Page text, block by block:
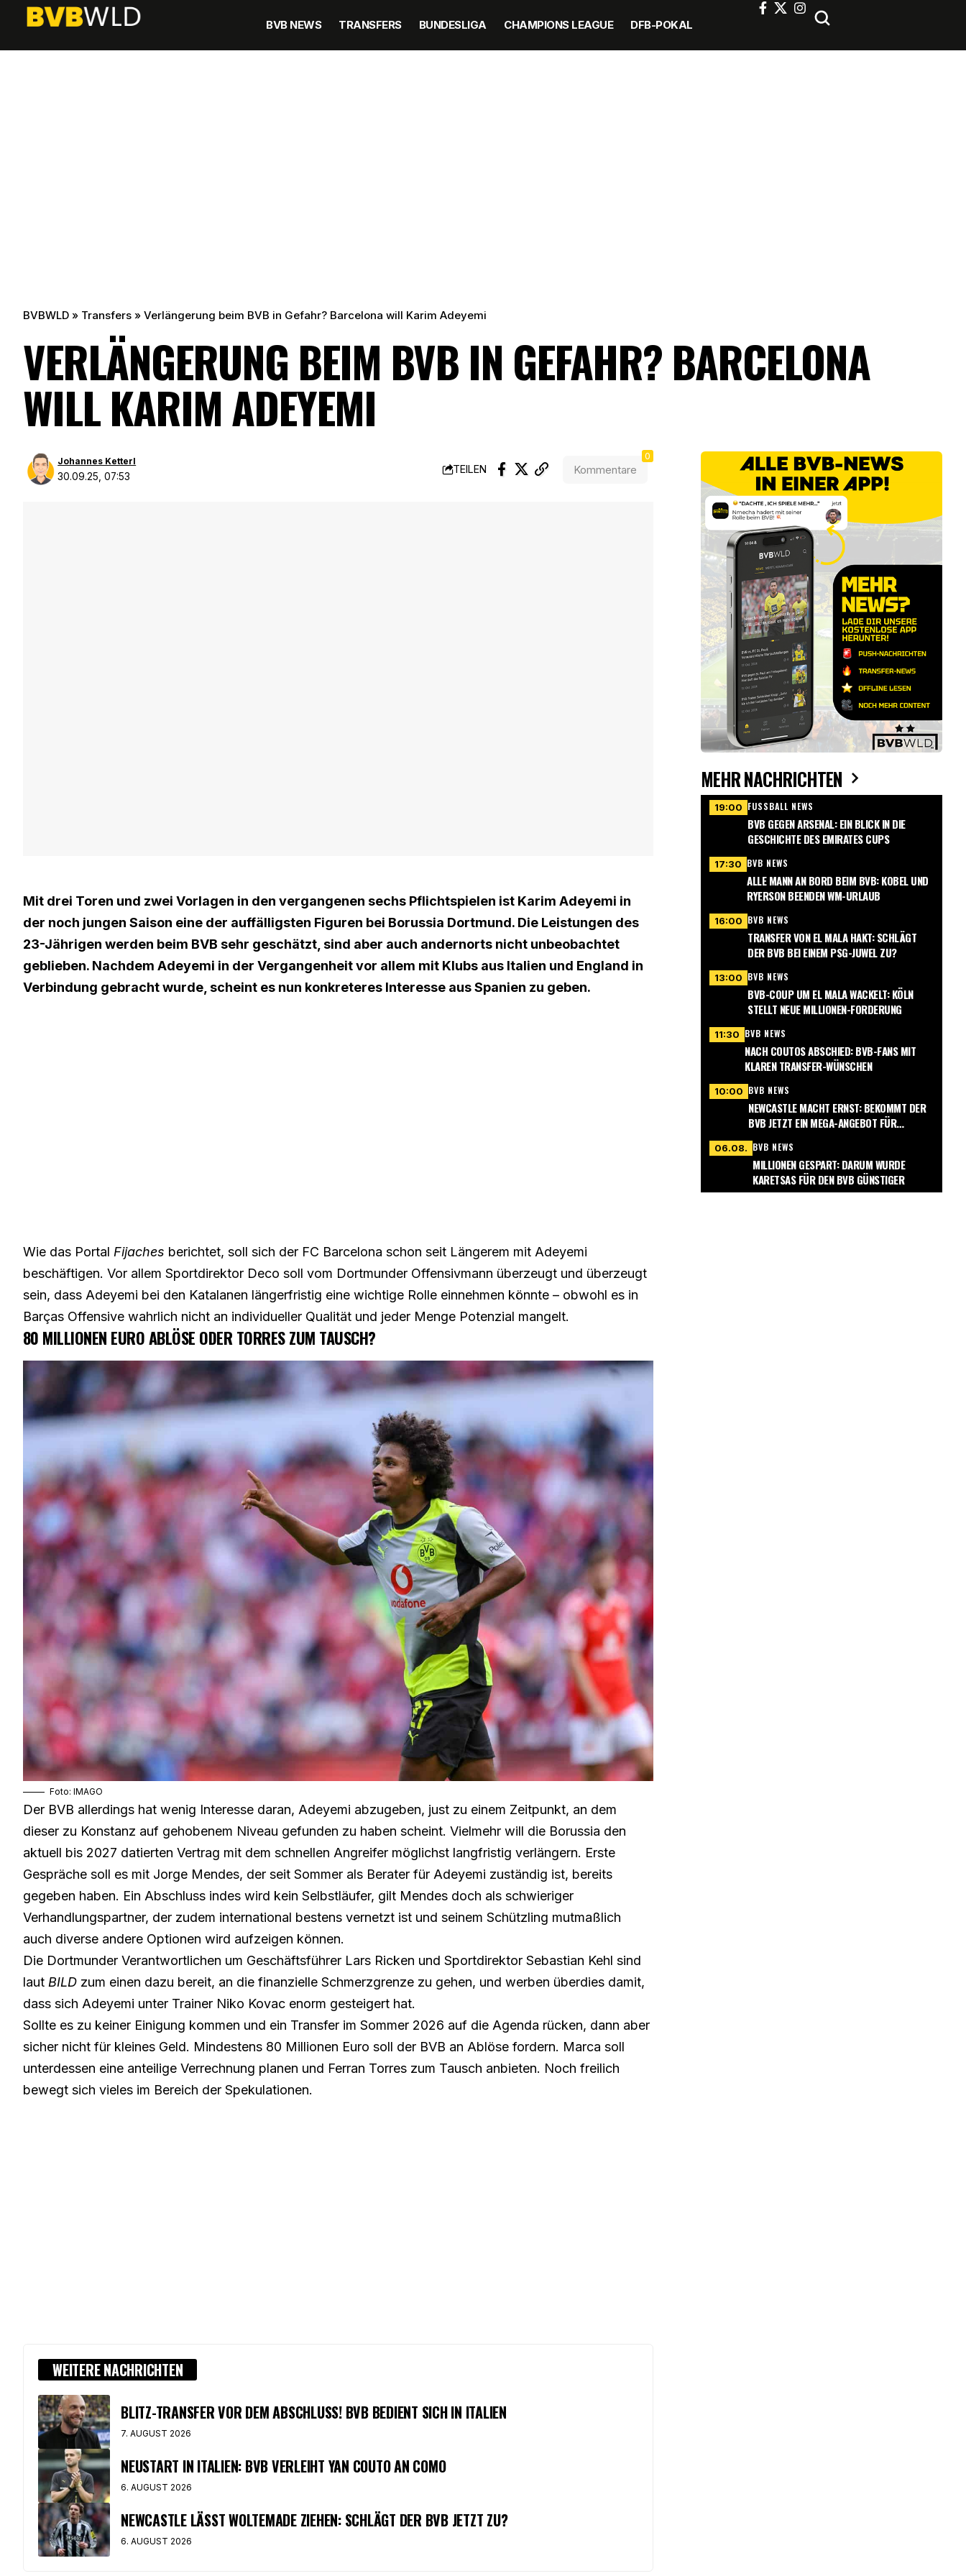
BVB NEWS TRANSFERS BUNDESLIGA CHAMPIONS LEAGUE DFB-POKAL
BVBWLD » Transfers » Verlängerung beim BVB in Gefahr? Barcelona will Karim Adeyemi
VERLÄNGERUNG BEIM BVB IN GEFAHR? BARCELONA
WILL KARIM ADEYEMI
30.09.25, 07:53
Johannes Ketterl
TEILEN Kommentare
0
Mit drei Toren und zwei Vorlagen in den vergangenen sechs Pflichtspielen ist Karim Adeyemi in
der noch jungen Saison eine der auffälligsten Figuren bei Borussia Dortmund. Die Leistungen des
23-Jährigen werden beim BVB sehr geschätzt, sind aber auch andernorts nicht unbeobachtet
geblieben. Nachdem Adeyemi in der Vergangenheit vor allem mit Klubs aus Italien und England in
Verbindung gebracht wurde, scheint es nun konkreteres Interesse aus Spanien zu geben.
Wie das Portal Fijaches berichtet, soll sich der FC Barcelona schon seit Längerem mit Adeyemi
beschäftigen. Vor allem Sportdirektor Deco soll vom Dortmunder Offensivmann überzeugt und überzeugt
sein, dass Adeyemi bei den Katalanen längerfristig eine wichtige Rolle einnehmen könnte – obwohl es in
Barças Offensive wahrlich nicht an individueller Qualität und jeder Menge Potenzial mangelt.
80 MILLIONEN EURO ABLÖSE ODER TORRES ZUM TAUSCH?
Foto: IMAGO
Der BVB allerdings hat wenig Interesse daran, Adeyemi abzugeben, just zu einem Zeitpunkt, an dem
dieser zu Konstanz auf gehobenem Niveau gefunden zu haben scheint. Vielmehr will die Borussia den
aktuell bis 2027 datierten Vertrag mit dem schnellen Angreifer möglichst langfristig verlängern. Erste
Gespräche soll es mit Jorge Mendes, der seit Sommer als Berater für Adeyemi zuständig ist, bereits
gegeben haben. Ein Abschluss indes wird kein Selbstläufer, gilt Mendes doch als schwieriger
Verhandlungspartner, der zudem international bestens vernetzt ist und seinem Schützling mutmaßlich
auch diverse andere Optionen wird aufzeigen können.
Die Dortmunder Verantwortlichen um Geschäftsführer Lars Ricken und Sportdirektor Sebastian Kehl sind
laut BILD zum einen dazu bereit, an die finanzielle Schmerzgrenze zu gehen, und werben überdies damit,
dass sich Adeyemi unter Trainer Niko Kovac enorm gesteigert hat.
Sollte es zu keiner Einigung kommen und ein Transfer im Sommer 2026 auf die Agenda rücken, dann aber
sicher nicht für kleines Geld. Mindestens 80 Millionen Euro soll der BVB an Ablöse fordern. Marca soll
unterdessen eine anteilige Verrechnung planen und Ferran Torres zum Tausch anbieten. Noch freilich
bewegt sich vieles im Bereich der Spekulationen.
WEITERE NACHRICHTEN
BLITZ-TRANSFER VOR DEM ABSCHLUSS! BVB BEDIENT SICH IN ITALIEN
7. AUGUST 2026
NEUSTART IN ITALIEN: BVB VERLEIHT YAN COUTO AN COMO
6. AUGUST 2026
NEWCASTLE LÄSST WOLTEMADE ZIEHEN: SCHLÄGT DER BVB JETZT ZU?
6. AUGUST 2026
MEHR NACHRICHTEN
19:00 FUSSBALL NEWS
BVB GEGEN ARSENAL: EIN BLICK IN DIE
GESCHICHTE DES EMIRATES CUPS
17:30 BVB NEWS
ALLE MANN AN BORD BEIM BVB: KOBEL UND
RYERSON BEENDEN WM-URLAUB
16:00 BVB NEWS
TRANSFER VON EL MALA HAKT: SCHLÄGT
DER BVB BEI EINEM PSG-JUWEL ZU?
13:00 BVB NEWS
BVB-COUP UM EL MALA WACKELT: KÖLN
STELLT NEUE MILLIONEN-FORDERUNG
11:30 BVB NEWS
NACH COUTOS ABSCHIED: BVB-FANS MIT
KLAREN TRANSFER-WÜNSCHEN
10:00 BVB NEWS
NEWCASTLE MACHT ERNST: BEKOMMT DER
BVB JETZT EIN MEGA-ANGEBOT FÜR
NMECHA?
06.08. BVB NEWS
MILLIONEN GESPART: DARUM WURDE
KARETSAS FÜR DEN BVB GÜNSTIGER